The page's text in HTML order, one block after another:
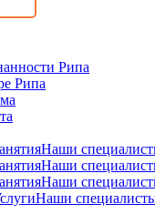
Рипа
Рипа
Наши
Наши
Наши
Наши